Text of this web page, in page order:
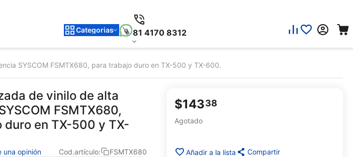
Categorias 81 4170 8312
SYSCOM FSMTX680, para trabajo duro en TX-500 y TX-600.
de vinilo de alta
FSMTX680,
duro en TX-500 y TX-
una opinión Cod.artículo: FSMTX680
$14338
Agotado
Añadir a la lista Compartir